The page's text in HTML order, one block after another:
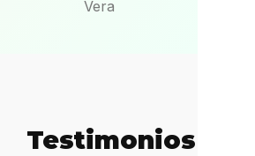
Testimonios